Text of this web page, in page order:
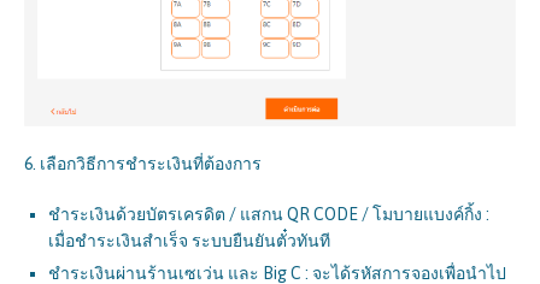
6. เลือกวิธีการชำระเงินที่ต้องการ
ชำระเงินด้วยบัตรเครดิต / แสกน QR CODE / โมบายแบงค์กิ้ง :
เมื่อชำระเงินสำเร็จ ระบบยืนยันตั๋วทันที
ชำระเงินผ่านร้านเซเว่น และ Big C : จะได้รหัสการจองเพื่อนำไป